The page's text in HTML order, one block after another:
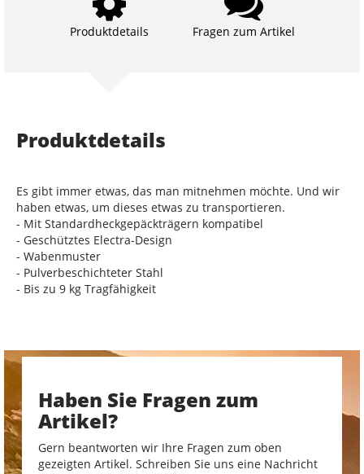
Produktdetails Fragen zum Artikel
Produktdetails
Es gibt immer etwas, das man mitnehmen möchte. Und wir
haben etwas, um dieses etwas zu transportieren.
- Mit Standardheckgepäckträgern kompatibel
- Geschütztes Electra-Design
- Wabenmuster
- Pulverbeschichteter Stahl
- Bis zu 9 kg Tragfähigkeit
Haben Sie Fragen zum
Artikel?
Gern beantworten wir Ihre Fragen zum oben
gezeigten Artikel. Schreiben Sie uns eine Nachricht